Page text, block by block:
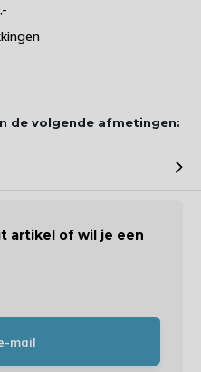
de volgende afmetingen:
artikel of wil je een
mail